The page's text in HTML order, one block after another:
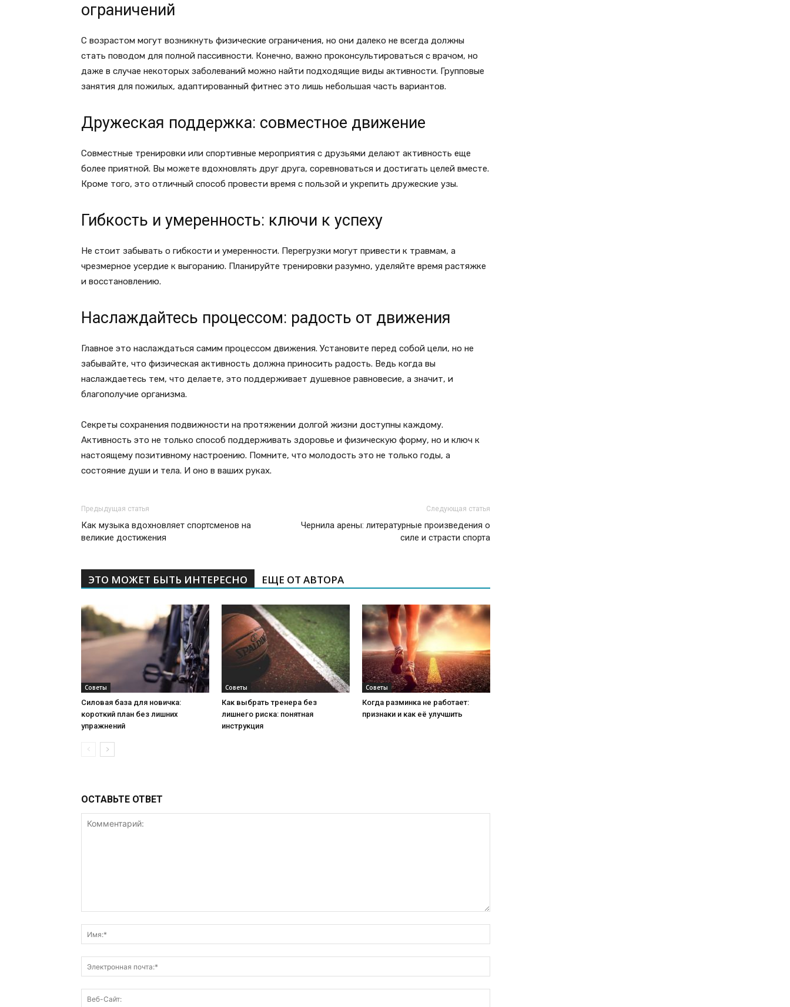
ограничений
С возрастом могут возникнуть физические ограничения, но они далеко не всегда должны
стать поводом для полной пассивности. Конечно, важно проконсультироваться с врачом, но
даже в случае некоторых заболеваний можно найти подходящие виды активности. Групповые
занятия для пожилых, адаптированный фитнес это лишь небольшая часть вариантов.
Дружеская поддержка: совместное движение
Совместные тренировки или спортивные мероприятия с друзьями делают активность еще
более приятной. Вы можете вдохновлять друг друга, соревноваться и достигать целей вместе.
Кроме того, это отличный способ провести время с пользой и укрепить дружеские узы.
Гибкость и умеренность: ключи к успеху
Не стоит забывать о гибкости и умеренности. Перегрузки могут привести к травмам, а
чрезмерное усердие к выгоранию. Планируйте тренировки разумно, уделяйте время растяжке
и восстановлению.
Наслаждайтесь процессом: радость от движения
Главное это наслаждаться самим процессом движения. Установите перед собой цели, но не
забывайте, что физическая активность должна приносить радость. Ведь когда вы
наслаждаетесь тем, что делаете, это поддерживает душевное равновесие, а значит, и
благополучие организма.
Секреты сохранения подвижности на протяжении долгой жизни доступны каждому.
Активность это не только способ поддерживать здоровье и физическую форму, но и ключ к
настоящему позитивному настроению. Помните, что молодость это не только годы, а
состояние души и тела. И оно в ваших руках.
Предыдущая статья
Как музыка вдохновляет спортсменов на
великие достижения
Следующая статья
Чернила арены: литературные произведения о
силе и страсти спорта
ЭТО МОЖЕТ БЫТЬ ИНТЕРЕСНО ЕЩЕ ОТ АВТОРА
Советы
Силовая база для новичка:
короткий план без лишних
упражнений
Советы
Как выбрать тренера без
лишнего риска: понятная
инструкция
Советы
Когда разминка не работает:
признаки и как её улучшить
ОСТАВЬТЕ ОТВЕТ